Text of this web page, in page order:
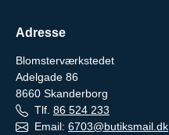
Adresse
Blomsterværkstedet
Adelgade 86
8660 Skanderborg
Tlf. 86 524 233
Email: 6703@butiksmail.dk